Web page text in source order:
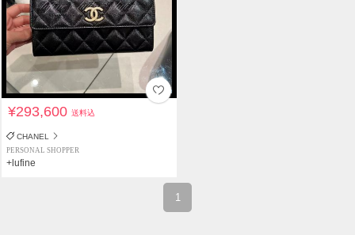
¥293,600送料込
CHANEL
PERSONAL SHOPPER
+lufine
1